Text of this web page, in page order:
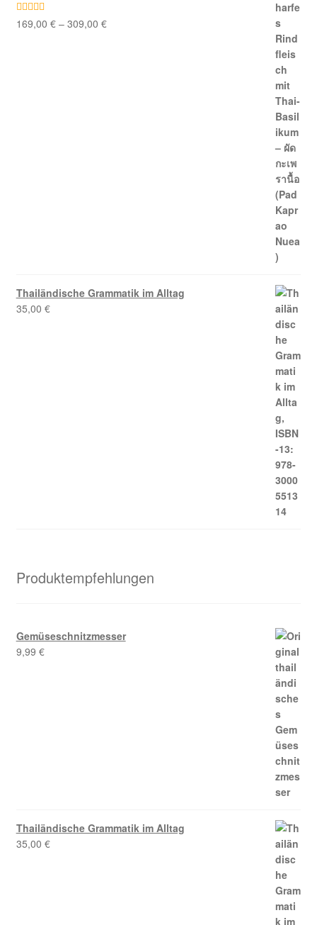
Bewertet mit
169,00 €– 309,00 €
Thailändische Grammatik im Alltag
35,00 €
Produktempfehlungen
Gemüseschnitzmesser
9,99 €
Thailändische Grammatik im Alltag
35,00 €